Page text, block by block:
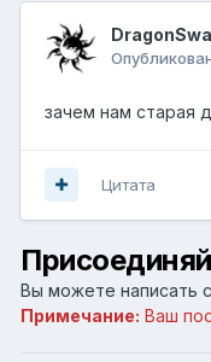
зачем нам старая
Цитата
Вы можете написать
Примечание: Ваш